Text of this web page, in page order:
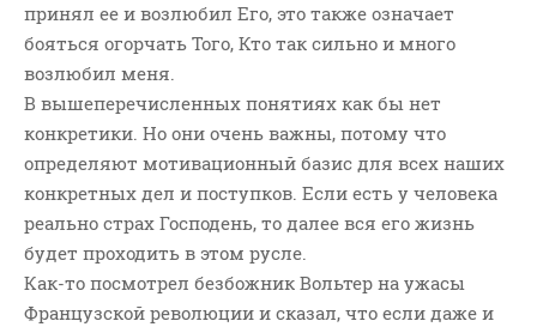
принял ее и возлюбил Его, это также означает
бояться огорчать Того, Кто так сильно и много
возлюбил меня.
В вышеперечисленных понятиях как бы нет
конкретики. Но они очень важны, потому что
определяют мотивационный базис для всех наших
конкретных дел и поступков. Если есть у человека
реально страх Господень, то далее вся его жизнь
будет проходить в этом русле.
Как-то посмотрел безбожник Вольтер на ужасы
Французской революции и сказал, что если даже и